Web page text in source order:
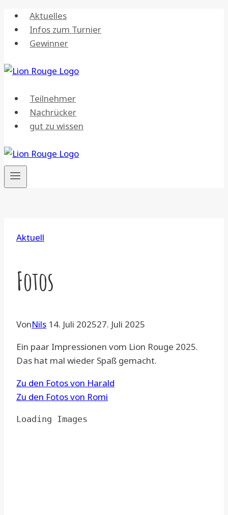
Zum
Inhalt
springen
Aktuelles
Infos zum Turnier
Gewinner
Teilnehmer
Nachrücker
gut zu wissen
Aktuell
Fotos
VonNils 14. Juli 202527. Juli 2025
Ein paar Impressionen vom Lion Rouge 2025.
Das hat mal wieder Spaß gemacht.
Zu den Fotos von Harald
Zu den Fotos von Romi
Loading Images